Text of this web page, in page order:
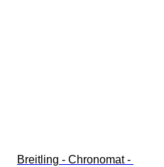
Breitling - Chronomat -